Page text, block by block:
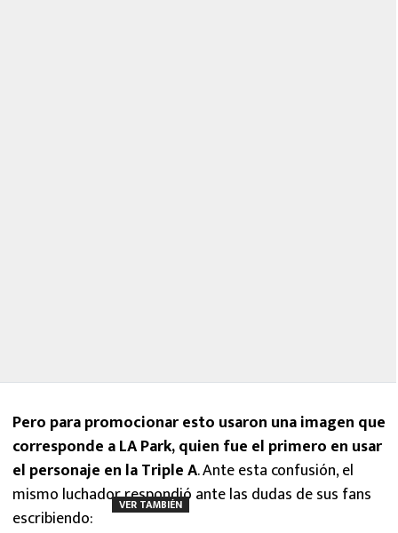
Pero para promocionar esto usaron una imagen que
corresponde a LA Park, quien fue el primero en usar
el personaje en la Triple A. Ante esta confusión, el
mismo luchador respondió ante las dudas de sus fans
escribiendo:
VER TAMBIÉN